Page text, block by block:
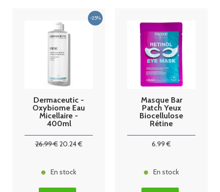
Dermaceutic -
Oxybiome Eau
Micellaire -
400ml
26.99€20.24€
En stock
Masque Bar
Patch Yeux
Biocellulose
Rétine
6.99 €
En stock